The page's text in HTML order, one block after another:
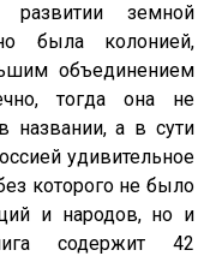
земной
была колонией,
объединением
тогда она не
названии, а в сути
удивительное
которого не было
и народов, но и
содержит 42